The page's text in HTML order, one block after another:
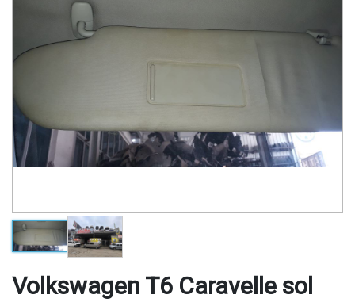
Volkswagen T6 Caravelle sol